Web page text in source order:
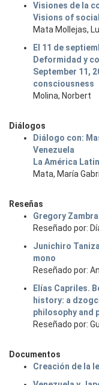
Visiones de la
Visions of
Mata Mollejas,
El 11 de
Deformidad y
September 11,
consciousness
Molina, Norbert
Diálogos
Diálogo con:
Venezuela
La América
Mata, María
Reseñas
Gregory
Reseñado por:
Junichiro
mono
Reseñado por:
Elías Capriles.
history: a
philosophy and
Reseñado por:
Documentos
Creación de la